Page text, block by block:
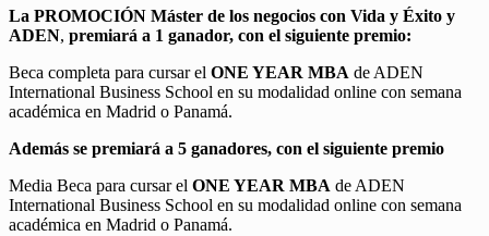
La PROMOCIÓN Máster de los negocios con Vida y Éxito y
ADEN, premiará a 1 ganador, con el siguiente premio:
Beca completa para cursar el ONE YEAR MBA de ADEN
International Business School en su modalidad online con semana
académica en Madrid o Panamá.
Además se premiará a 5 ganadores, con el siguiente premio
Media Beca para cursar el ONE YEAR MBA de ADEN
International Business School en su modalidad online con semana
académica en Madrid o Panamá.